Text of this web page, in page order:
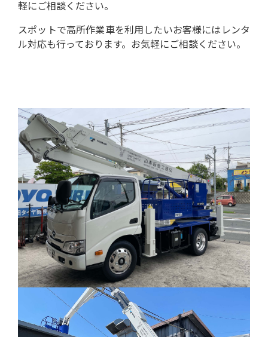
軽にご相談ください。
スポットで高所作業車を利用したいお客様にはレンタ
ル対応も行っております。お気軽にご相談ください。